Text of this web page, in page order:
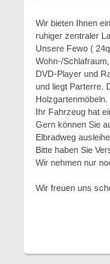
Wir bieten Ihnen
ruhiger zentraler
Unsere Fewo (
Wohn-/
DVD-Player und
und liegt Parterre.
Holzgartenmöbeln.
Ihr Fahrzeug hat
Gern können Sie
Elbradweg
Bitte haben Sie
Wir nehmen nur
Wir freuen uns